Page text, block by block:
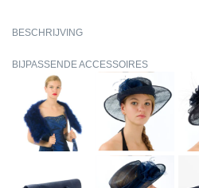
BESCHRIJVING
BIJPASSENDE ACCESSOIRES